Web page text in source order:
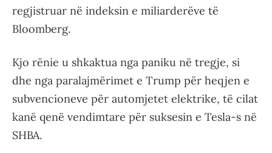
regjistruar në indeksin e miliarderëve të
Bloomberg.
Kjo rënie u shkaktua nga paniku në tregje, si
dhe nga paralajmërimet e Trump për heqjen e
subvencioneve për automjetet elektrike, të cilat
kanë qenë vendimtare për suksesin e Tesla-s në
SHBA.